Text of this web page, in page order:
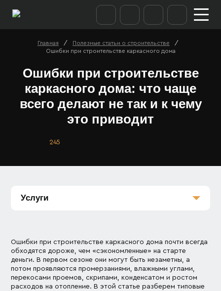
Главная / Полезные статьи о строительстве
/
Ошибки при строительстве каркасного дома
Ошибки при строительстве
каркасного дома: что чаще
всего делают не так и к чему
это приводит
245
Ошибки при строительстве каркасного дома почти всегда
обходятся дороже, чем «сэкономленные» на старте
деньги. В первом сезоне они могут быть незаметны, а
потом проявляются промерзаниями, влажными углами,
перекосами проемов, скрипами, конденсатом и ростом
расходов на отопление. В этой статье разберем типовые
Услуги
Финские дома
Дачные дома